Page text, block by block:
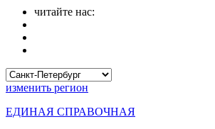
читайте нас:
изменить регион
ЕДИНАЯ СПРАВОЧНАЯ